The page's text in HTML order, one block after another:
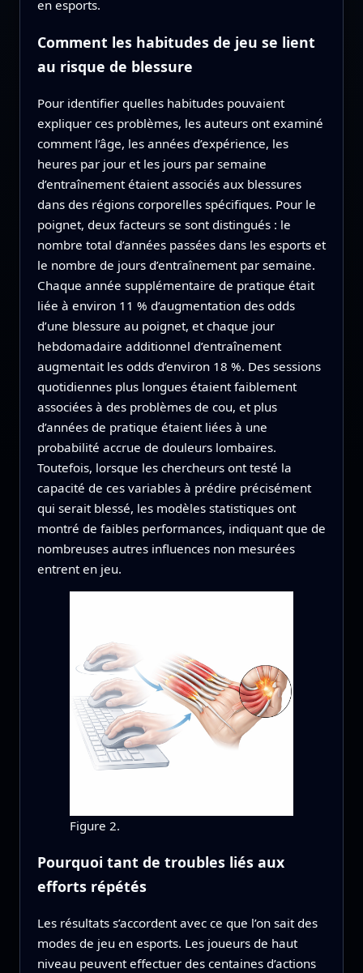
en esports.
Comment les habitudes de jeu se lient
au risque de blessure
Pour identifier quelles habitudes pouvaient
expliquer ces problèmes, les auteurs ont examiné
comment l’âge, les années d’expérience, les
heures par jour et les jours par semaine
d’entraînement étaient associés aux blessures
dans des régions corporelles spécifiques. Pour le
poignet, deux facteurs se sont distingués : le
nombre total d’années passées dans les esports et
le nombre de jours d’entraînement par semaine.
Chaque année supplémentaire de pratique était
liée à environ 11 % d’augmentation des odds
d’une blessure au poignet, et chaque jour
hebdomadaire additionnel d’entraînement
augmentait les odds d’environ 18 %. Des sessions
quotidiennes plus longues étaient faiblement
associées à des problèmes de cou, et plus
d’années de pratique étaient liées à une
probabilité accrue de douleurs lombaires.
Toutefois, lorsque les chercheurs ont testé la
capacité de ces variables à prédire précisément
qui serait blessé, les modèles statistiques ont
montré de faibles performances, indiquant que de
nombreuses autres influences non mesurées
entrent en jeu.
Figure 2.
Pourquoi tant de troubles liés aux
efforts répétés
Les résultats s’accordent avec ce que l’on sait des
modes de jeu en esports. Les joueurs de haut
niveau peuvent effectuer des centaines d’actions